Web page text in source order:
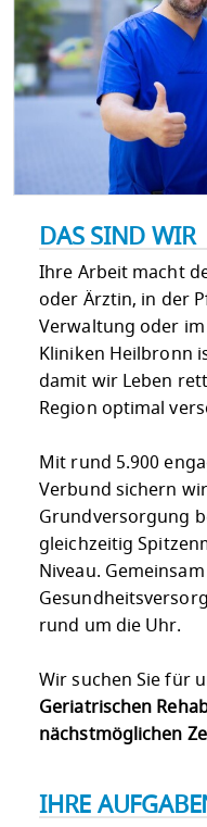
DAS SIND WIR
Ihre Arbeit macht
oder Ärztin, in der
Verwaltung oder im
Kliniken Heilbronn
damit wir Leben
Region optimal
Mit rund 5.900
Verbund sichern
Grundversorgung
gleichzeitig
Niveau.
rund um die Uhr.
Wir suchen Sie für
Geriatrischen
nächstmöglichen
IHRE